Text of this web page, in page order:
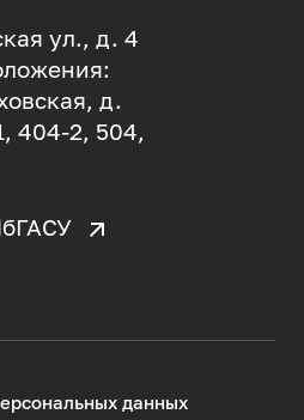
ул., д. 4
д.
404-2, 504,
данных